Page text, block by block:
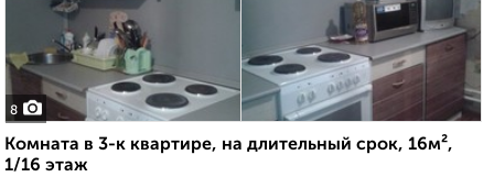
8
Комната в 3-к квартире, на длительный срок, 16м²,
1/16 этаж